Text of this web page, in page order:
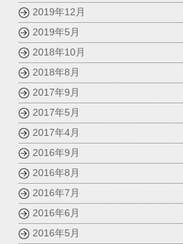
2019年12月
2019年5月
2018年10月
2018年8月
2017年9月
2017年5月
2017年4月
2016年9月
2016年8月
2016年7月
2016年6月
2016年5月